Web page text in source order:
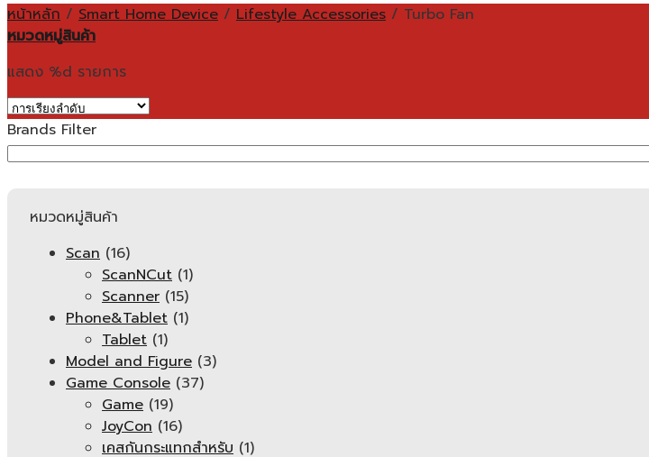
หน้าหลัก / Smart Home Device / Lifestyle Accessories / Turbo Fan
หมวดหมู่สินค้า
แสดง %d รายการ
Brands Filter
หมวดหมู่สินค้า
Scan (16)
ScanNCut (1)
Scanner (15)
Phone&Tablet (1)
Tablet (1)
Model and Figure (3)
Game Console (37)
Game (19)
JoyCon (16)
เคสกันกระแทกสำหรับ (1)